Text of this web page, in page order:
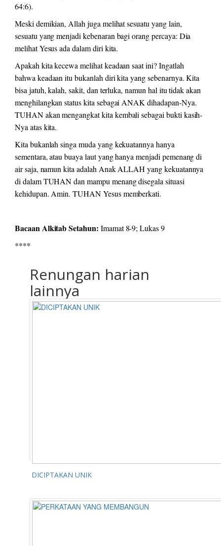
64:6).
Meski demikian, Allah juga melihat sesuatu yang lain,
sesuatu yang menjadi kebenaran bagi orang percaya: Dia
melihat Yesus ada dalam diri kita.
Apakah kita kecewa melihat keadaan saat ini? Ingatlah
bahwa keadaan itu bukanlah diri kita yang sebenarnya. Kita
bisa jatuh, kalah, sakit, dan terluka, namun hal itu tidak akan
menghilangkan status kita sebagai ANAK dihadapan-Nya.
TUHAN akan mengangkat kita kembali sebagai bukti kasih-
Nya atas kita.
Kita bukanlah singa muda yang kekuatannya hanya
sementara, atau buaya laut yang hanya menjadi pemenang di
air saja, namun kita adalah Anak ALLAH yang kekuatannya
di dalam TUHAN dan mampu menang disegala situasi
kehidupan. Amin. TUHAN Yesus memberkati.
Bacaan Alkitab Setahun: Imamat 8-9; Lukas 9
****
Renungan harian
lainnya
DICIPTAKAN UNIK